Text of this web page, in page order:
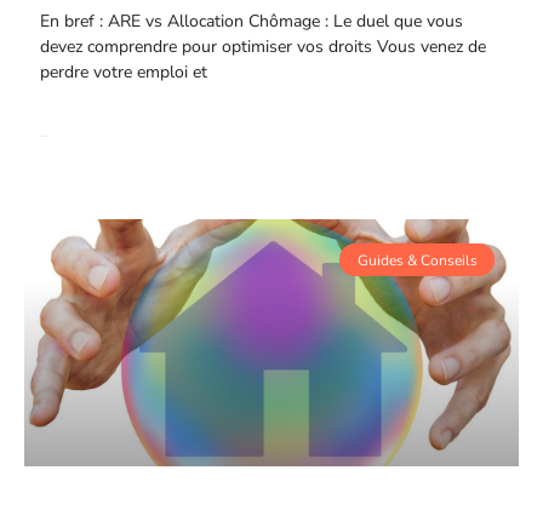
En bref : ARE vs Allocation Chômage : Le duel que vous
devez comprendre pour optimiser vos droits Vous venez de
perdre votre emploi et
Guides & Conseils